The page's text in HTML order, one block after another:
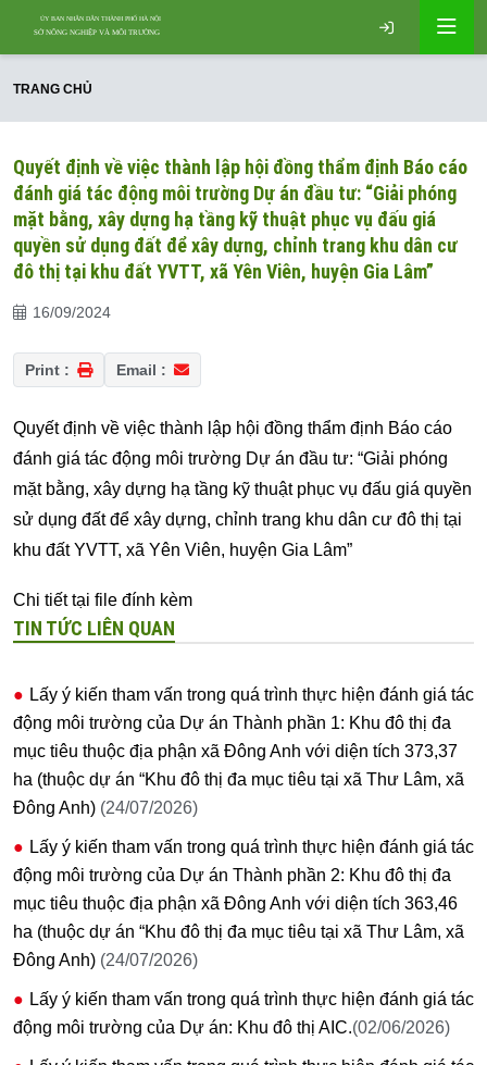
TRANG CHỦ
Quyết định về việc thành lập hội đồng thẩm định Báo cáo
đánh giá tác động môi trường Dự án đầu tư: “Giải phóng
mặt bằng, xây dựng hạ tầng kỹ thuật phục vụ đấu giá
quyền sử dụng đất để xây dựng, chỉnh trang khu dân cư
đô thị tại khu đất YVTT, xã Yên Viên, huyện Gia Lâm”
16/09/2024
Print : Email :
Quyết định về việc thành lập hội đồng thẩm định Báo cáo
đánh giá tác động môi trường Dự án đầu tư: “Giải phóng
mặt bằng, xây dựng hạ tầng kỹ thuật phục vụ đấu giá quyền
sử dụng đất để xây dựng, chỉnh trang khu dân cư đô thị tại
khu đất YVTT, xã Yên Viên, huyện Gia Lâm”
Chi tiết tại file đính kèm
TIN TỨC LIÊN QUAN
Lấy ý kiến tham vấn trong quá trình thực hiện đánh giá tác
động môi trường của Dự án Thành phần 1: Khu đô thị đa
mục tiêu thuộc địa phận xã Đông Anh với diện tích 373,37
ha (thuộc dự án “Khu đô thị đa mục tiêu tại xã Thư Lâm, xã
Đông Anh) (24/07/2026)
Lấy ý kiến tham vấn trong quá trình thực hiện đánh giá tác
động môi trường của Dự án Thành phần 2: Khu đô thị đa
mục tiêu thuộc địa phận xã Đông Anh với diện tích 363,46
ha (thuộc dự án “Khu đô thị đa mục tiêu tại xã Thư Lâm, xã
Đông Anh) (24/07/2026)
Lấy ý kiến tham vấn trong quá trình thực hiện đánh giá tác
động môi trường của Dự án: Khu đô thị AIC.(02/06/2026)